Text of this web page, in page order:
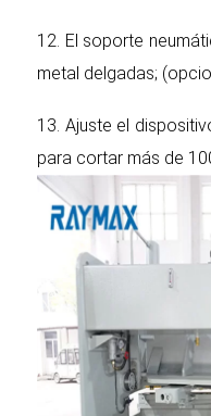
12. El soporte
metal delgadas;
13. Ajuste el
para cortar más de